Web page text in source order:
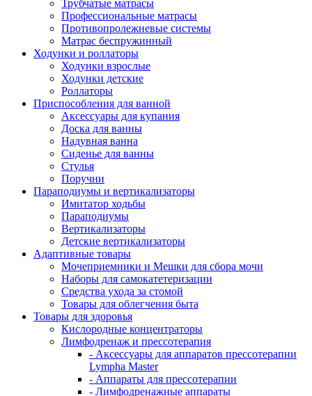
Трубчатые матрасы
Профессиональные матрасы
Противопролежневые системы
Матрас беспружинный
Ходунки и роллаторы
Ходунки взрослые
Ходунки детские
Роллаторы
Приспособления для ванной
Аксессуары для купания
Доска для ванны
Надувная ванна
Сиденье для ванны
Стулья
Поручни
Параподиумы и вертикализаторы
Имитатор ходьбы
Параподиумы
Вертикализаторы
Детские вертикализаторы
Адаптивные товары
Мочеприемники и Мешки для сбора мочи
Наборы для самокатетеризации
Средства ухода за стомой
Товары для облегчения быта
Товары для здоровья
Кислородные концентраторы
Лимфодренаж и прессотерапия
- Аксессуары для аппаратов прессотерапии
Lympha Master
- Аппараты для прессотерапии
- Лимфодренажные аппараты